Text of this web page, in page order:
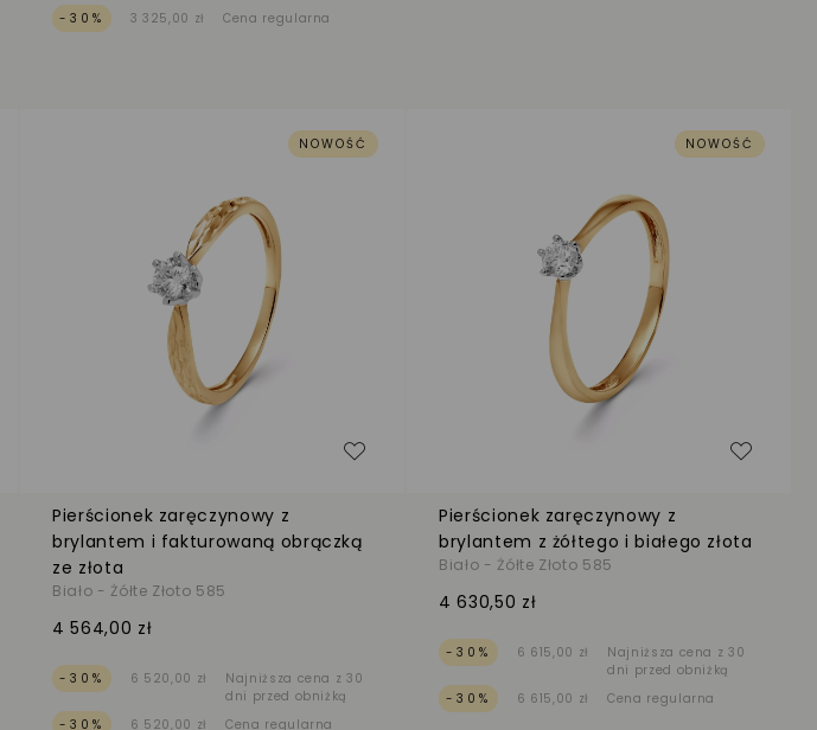
-30%
3 325,00 zł Cena regularna
do listy życzeń
NOWOŚĆ
Pierścionek zaręczynowy z
brylantem i fakturowaną obrączką
ze złota
Biało - Żółte Złoto 585
4 564,00 zł
-30% 6 520,00 zł
Najniższa cena z 30
dni przed obniżką
-30%
6 520,00 zł Cena regularna
Dodaj do listy życzeń
NOWOŚĆ
Pierścionek zaręczynowy z
brylantem z żółtego i białego złota
Biało - Żółte Złoto 585
4 630,50 zł
-30% 6 615,00 zł
Najniższa cena z 30
dni przed obniżką
-30%
6 615,00 zł Cena regularna
Dodaj